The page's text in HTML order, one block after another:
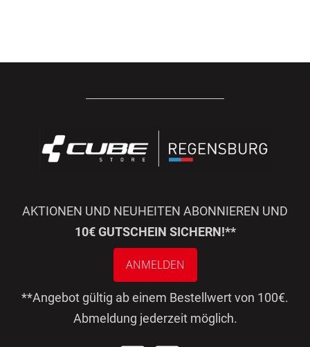
AKTIONEN UND NEUHEITEN ABONNIEREN UND
10€ GUTSCHEIN SICHERN!**
ANMELDEN
**Angebot gültig ab einem Bestellwert von 100€.
Abmeldung jederzeit möglich.